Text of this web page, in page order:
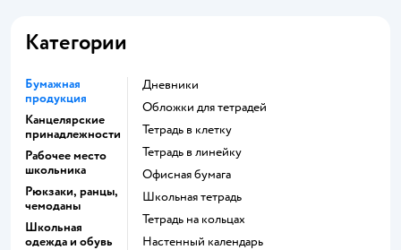
Категории
Бумажная
продукция
Канцелярские
принадлежности
Рабочее место
школьника
Рюкзаки, ранцы,
чемоданы
Школьная
одежда и обувь
Дневники
Обложки для тетрадей
Тетрадь в клетку
Тетрадь в линейку
Офисная бумага
Школьная тетрадь
Тетрадь на кольцах
Настенный календарь